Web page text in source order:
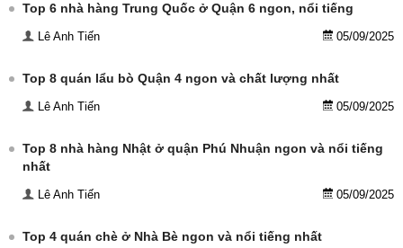
Top 6 nhà hàng Trung Quốc ở Quận 6 ngon, nổi tiếng
Lê Anh Tiến 05/09/2025
Top 8 quán lẩu bò Quận 4 ngon và chất lượng nhất
Lê Anh Tiến 05/09/2025
Top 8 nhà hàng Nhật ở quận Phú Nhuận ngon và nổi tiếng
nhất
Lê Anh Tiến 05/09/2025
Top 4 quán chè ở Nhà Bè ngon và nổi tiếng nhất